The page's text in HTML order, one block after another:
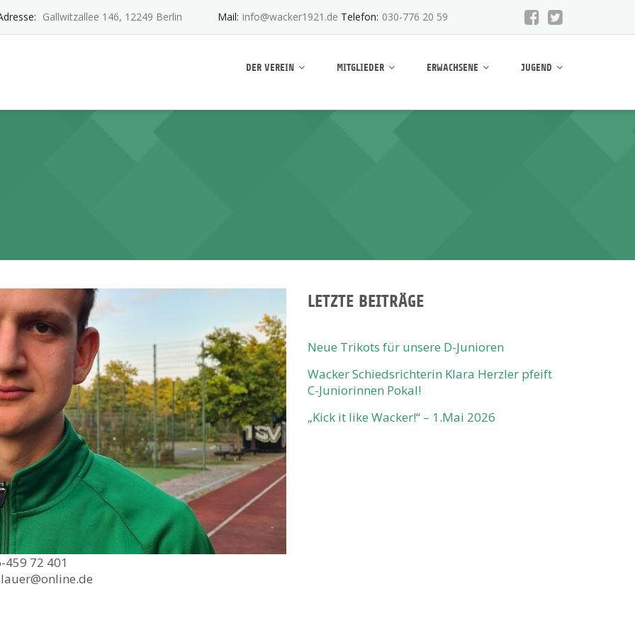
Gallwitzallee 146, 12249 Berlin Mail: info@wacker1921.de Telefon: 030-776 20 59
DER VEREIN MITGLIEDER ERWACHSENE JUGEND
459 72 401
LETZTE BEITRÄGE
Neue Trikots für unsere D-Junioren
Wacker Schiedsrichterin Klara Herzler pfeift
C-Juniorinnen Pokal!
„Kick it like Wacker!“ – 1.Mai 2026